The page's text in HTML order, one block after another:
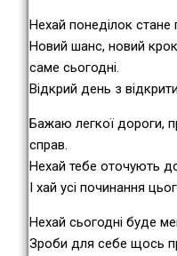
Нехай понеділок
Новий шанс, новий
саме сьогодні.
Відкрий день з
Бажаю легкої дороги,
справ.
Нехай тебе оточують
І хай усі починання
Нехай сьогодні буде
Зроби для себе щось